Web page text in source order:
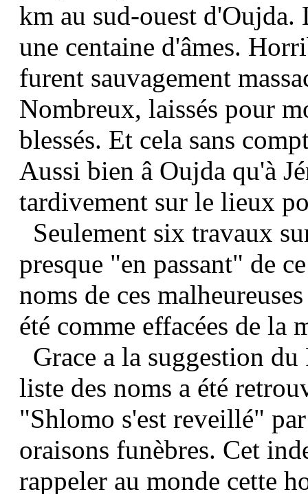
km au sud-ouest
une centaine d'âmes.
furent sauvagement
Nombreux, laissés pour
blessés. Et cela sans
Aussi bien â Oujda qu'à
tardivement sur le lieux
Seulement six travaux
presque "en passant" de
noms de ces
été comme effacées de la
Grace a la suggestion
liste des noms a été
"Shlomo s'est reveillé"
oraisons funèbres. Cet
rappeler au monde cette